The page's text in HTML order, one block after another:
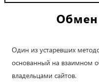
Один из устаревших
основанный на взаимном
владельцами сайтов.